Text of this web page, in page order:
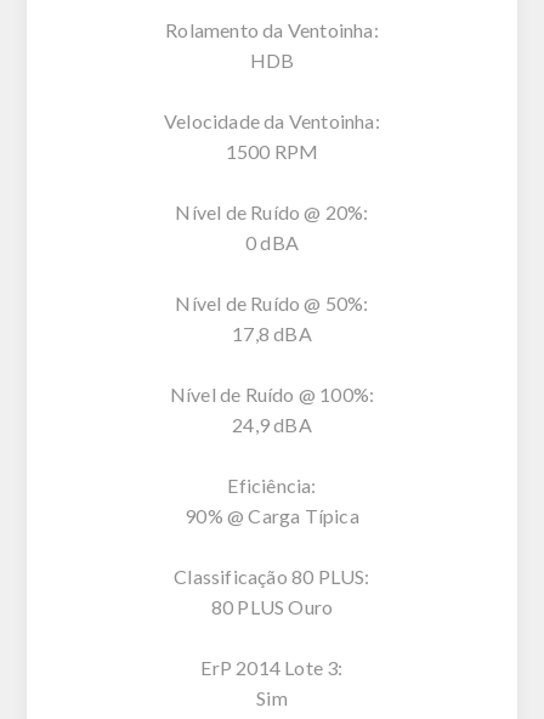
Rolamento da Ventoinha:
HDB
Velocidade da Ventoinha:
1500 RPM
Nível de Ruído @ 20%:
0 dBA
Nível de Ruído @ 50%:
17,8 dBA
Nível de Ruído @ 100%:
24,9 dBA
Eficiência:
90% @ Carga Típica
Classificação 80 PLUS:
80 PLUS Ouro
ErP 2014 Lote 3:
Sim